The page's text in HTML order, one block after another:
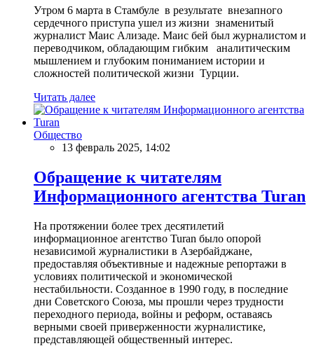
Утром 6 марта в Стамбуле в результате внезапного
сердечного приступа ушел из жизни знаменитый
журналист Маис Ализаде. Маис бей был журналистом и
переводчиком, обладающим гибким аналитическим
мышлением и глубоким пониманием истории и
сложностей политической жизни Турции.
Читать далее
Общество
13 февраль 2025, 14:02
Обращение к читателям
Информационного агентства Turan
На протяжении более трех десятилетий
информационное агентство Turan было опорой
независимой журналистики в Азербайджане,
предоставляя объективные и надежные репортажи в
условиях политической и экономической
нестабильности. Созданное в 1990 году, в последние
дни Советского Союза, мы прошли через трудности
переходного периода, войны и реформ, оставаясь
верными своей приверженности журналистике,
представляющей общественный интерес.